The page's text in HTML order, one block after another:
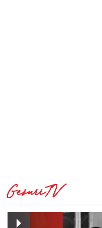
GesuriTV